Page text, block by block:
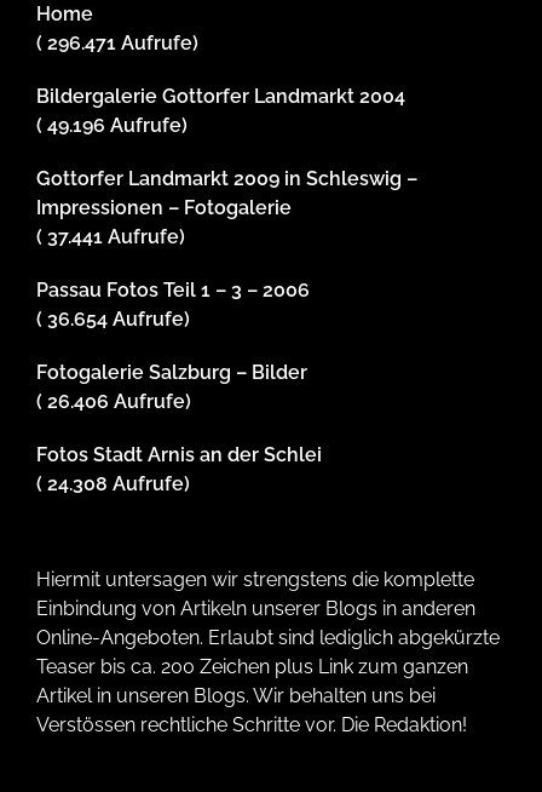
Home
( 296.471 Aufrufe)
Bildergalerie Gottorfer Landmarkt 2004
( 49.196 Aufrufe)
Gottorfer Landmarkt 2009 in Schleswig –
Impressionen – Fotogalerie
( 37.441 Aufrufe)
Passau Fotos Teil 1 – 3 – 2006
( 36.654 Aufrufe)
Fotogalerie Salzburg – Bilder
( 26.406 Aufrufe)
Fotos Stadt Arnis an der Schlei
( 24.308 Aufrufe)
Hiermit untersagen wir strengstens die komplette
Einbindung von Artikeln unserer Blogs in anderen
Online-Angeboten. Erlaubt sind lediglich abgekürzte
Teaser bis ca. 200 Zeichen plus Link zum ganzen
Artikel in unseren Blogs. Wir behalten uns bei
Verstössen rechtliche Schritte vor. Die Redaktion!